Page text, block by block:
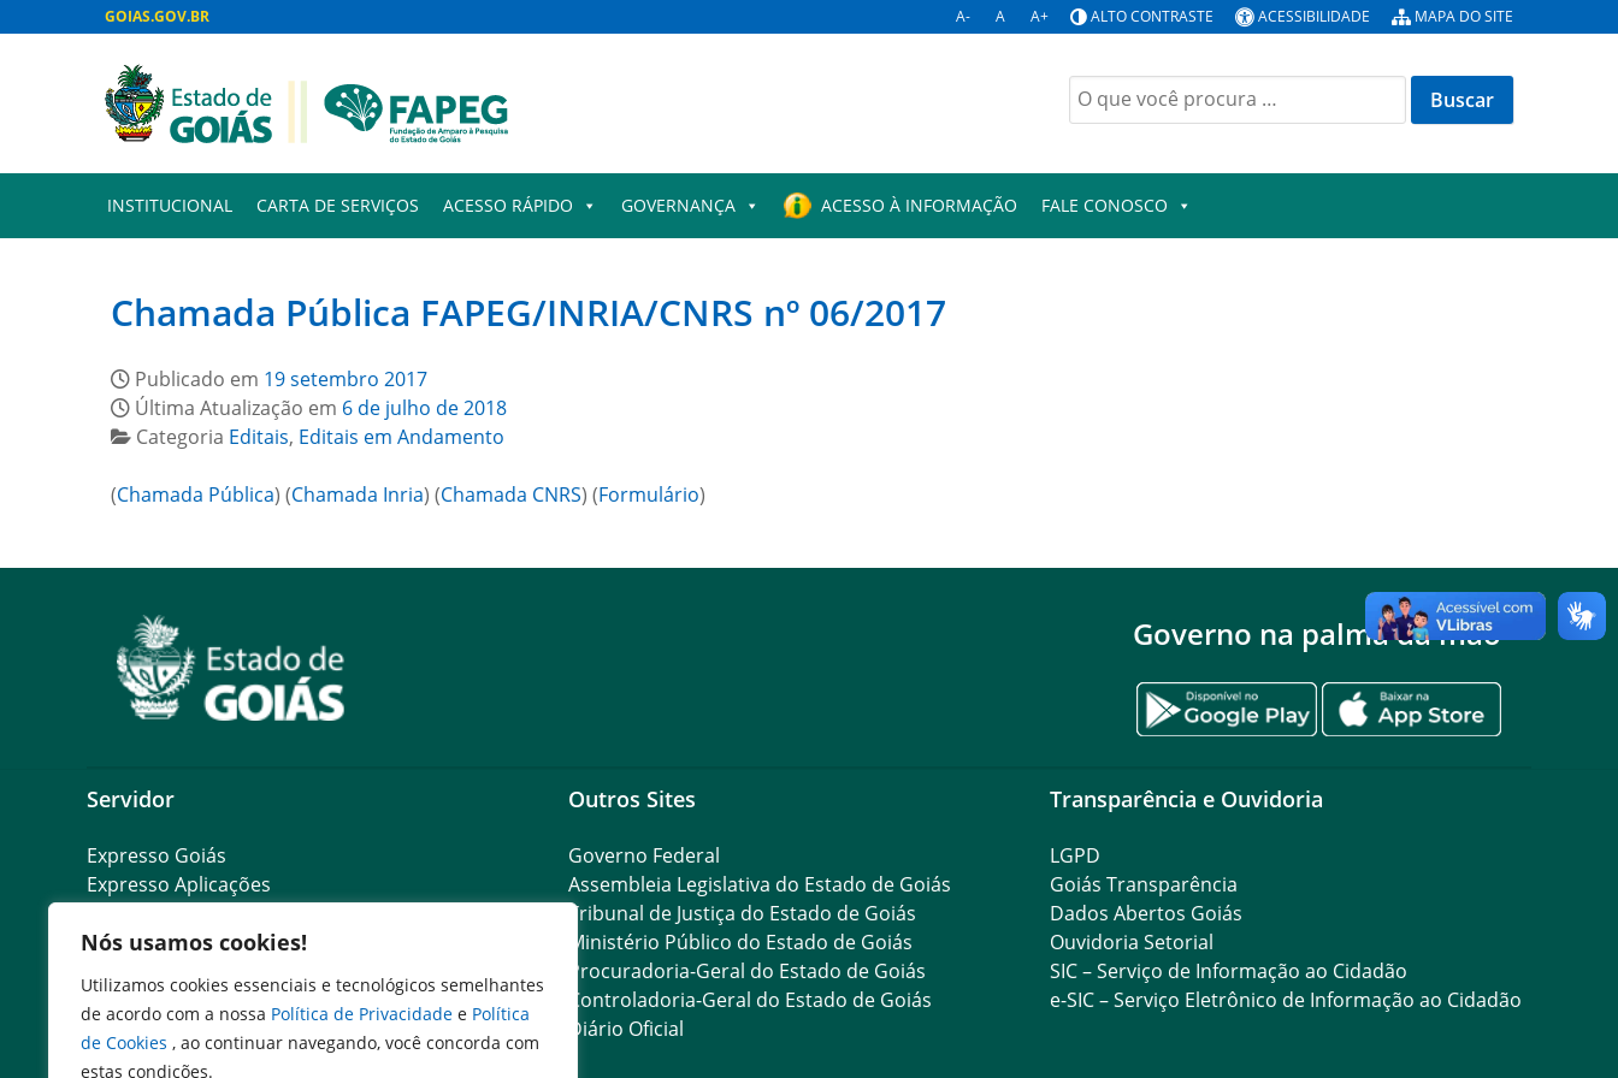
Nós usamos cookies!
Utilizamos cookies essenciais e tecnológicos semelhantes
de acordo com a nossa Política de Privacidade e Política
de Cookies , ao continuar navegando, você concorda com
estas condições.
GOIAS.GOV.BR A- A A+ ALTO CONTRASTE ACESSIBILIDADE MAPA DO SITE
Buscar
por:
INSTITUCIONAL CARTA DE SERVIÇOS ACESSO RÁPIDO GOVERNANÇA ACESSO À INFORMAÇÃO FALE CONOSCO
Chamada Pública FAPEG/INRIA/CNRS nº 06/2017
Publicado em 19 setembro 2017
Última Atualização em 6 de julho de 2018
Categoria Editais, Editais em Andamento
(Chamada Pública) (Chamada Inria) (Chamada CNRS) (Formulário)
Governo na palma da mão
Servidor
Expresso Goiás
Expresso Aplicações
SEI Governadoria
Escola de Governo
Agenda de Autoridades
Outros Sites
Governo Federal
Assembleia Legislativa do Estado de Goiás
Tribunal de Justiça do Estado de Goiás
Ministério Público do Estado de Goiás
Procuradoria-Geral do Estado de Goiás
Controladoria-Geral do Estado de Goiás
Diário Oficial
Transparência e Ouvidoria
LGPD
Goiás Transparência
Dados Abertos Goiás
Ouvidoria Setorial
SIC – Serviço de Informação ao Cidadão
e-SIC – Serviço Eletrônico de Informação ao Cidadão